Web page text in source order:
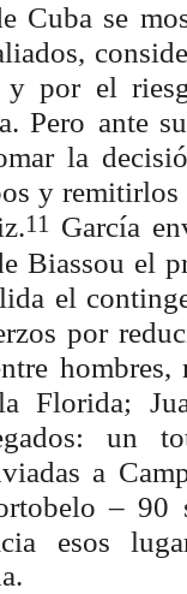
Cuba se
y por el
Pero ante
la
y remitirlos
11
García
Biassou el
el
por
hombres,
Florida;
un
a
–
esos